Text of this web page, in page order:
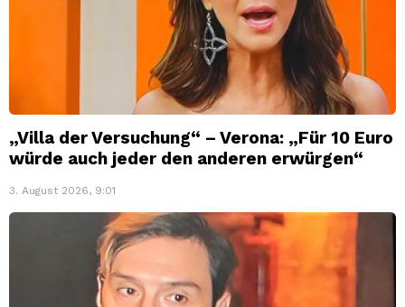
„Villa der Versuchung“ – Verona: „Für 10 Euro
würde auch jeder den anderen erwürgen“
3. August 2026, 9:01